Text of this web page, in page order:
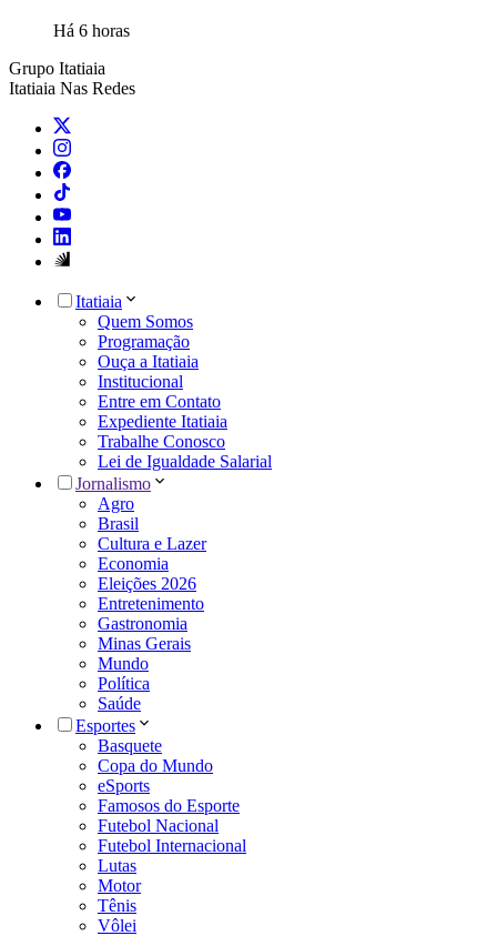
Há 6 horas
Grupo Itatiaia
Itatiaia Nas Redes
Itatiaia
Quem Somos
Programação
Ouça a Itatiaia
Institucional
Entre em Contato
Expediente Itatiaia
Trabalhe Conosco
Lei de Igualdade Salarial
Jornalismo
Agro
Brasil
Cultura e Lazer
Economia
Eleições 2026
Entretenimento
Gastronomia
Minas Gerais
Mundo
Política
Saúde
Esportes
Basquete
Copa do Mundo
eSports
Famosos do Esporte
Futebol Nacional
Futebol Internacional
Lutas
Motor
Tênis
Vôlei